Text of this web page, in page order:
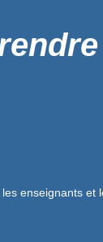
enseignants et